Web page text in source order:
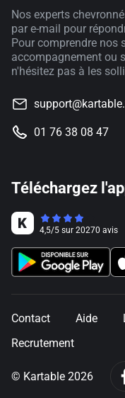
Nos experts
par e-mail pour
Pour comprendre nos
accompagnement ou
n'hésitez pas à les
01 76 38 08 47
Téléchargez
4,5/5 sur 20270 avis
Contact Aide
Recrutement
© Kartable 2026